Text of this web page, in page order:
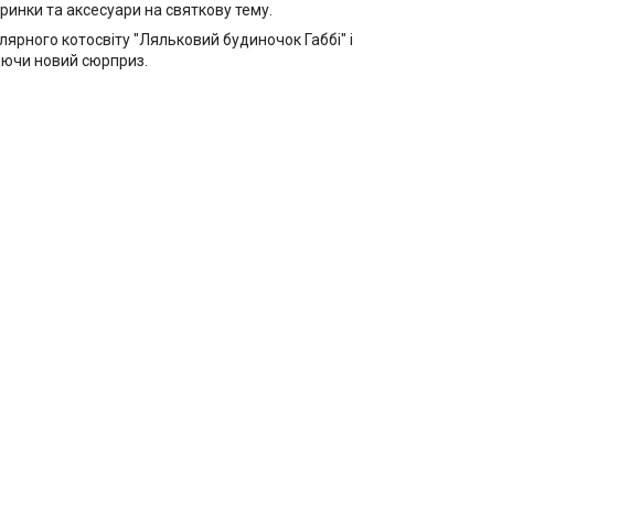
та аксесуари на святкову тему.
котосвіту "Ляльковий будиночок Габбі" і
новий сюрприз.